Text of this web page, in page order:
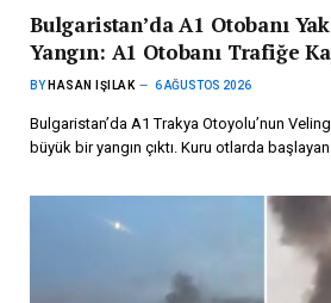
Bulgaristan’da A1 Otobanı
Yangın: A1 Otobanı Trafiğe
BY HASAN IŞILAK 6 AĞUSTOS 2026
Bulgaristan’da A1 Trakya Otoyolu’nun
büyük bir yangın çıktı. Kuru otlarda